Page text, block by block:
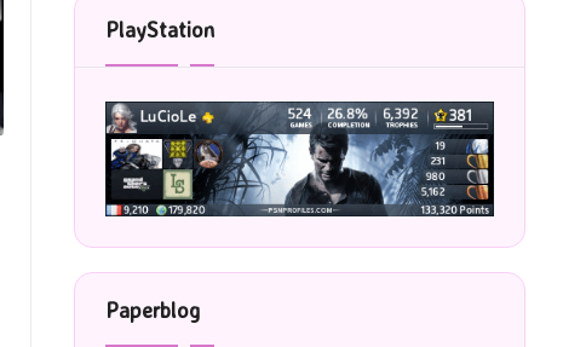
PlayStation
Paperblog